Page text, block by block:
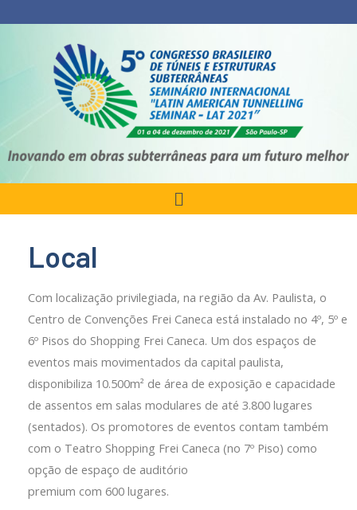
Local
Com localização privilegiada, na região da Av. Paulista, o
Centro de Convenções Frei Caneca está instalado no 4º, 5º e
6º Pisos do Shopping Frei Caneca. Um dos espaços de
eventos mais movimentados da capital paulista,
disponibiliza 10.500m² de área de exposição e capacidade
de assentos em salas modulares de até 3.800 lugares
(sentados). Os promotores de eventos contam também
com o Teatro Shopping Frei Caneca (no 7º Piso) como
opção de espaço de auditório
premium com 600 lugares.